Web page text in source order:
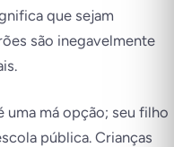
que sejam
são inegavelmente
má opção; seu filho
pública. Crianças